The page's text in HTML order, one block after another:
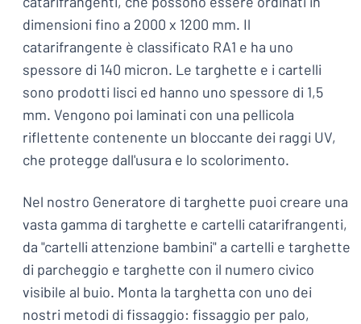
dimensioni fino a 2000 x 1200 mm. Il
catarifrangente è classificato RA1 e ha uno
spessore di 140 micron. Le targhette e i cartelli
sono prodotti lisci ed hanno uno spessore di 1,5
mm. Vengono poi laminati con una pellicola
riflettente contenente un bloccante dei raggi UV,
che protegge dall'usura e lo scolorimento.
Nel nostro Generatore di targhette puoi creare una
vasta gamma di targhette e cartelli catarifrangenti,
da "cartelli attenzione bambini" a cartelli e targhette
di parcheggio e targhette con il numero civico
visibile al buio. Monta la targhetta con uno dei
nostri metodi di fissaggio: fissaggio per palo,